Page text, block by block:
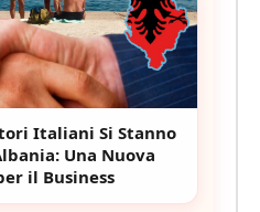
Italiani Si Stanno
Una Nuova
il Business